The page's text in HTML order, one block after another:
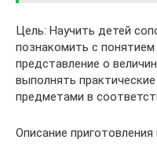
Цель: Научить детей
познакомить с
представление о
выполнять
предметами в
Описание приготовления